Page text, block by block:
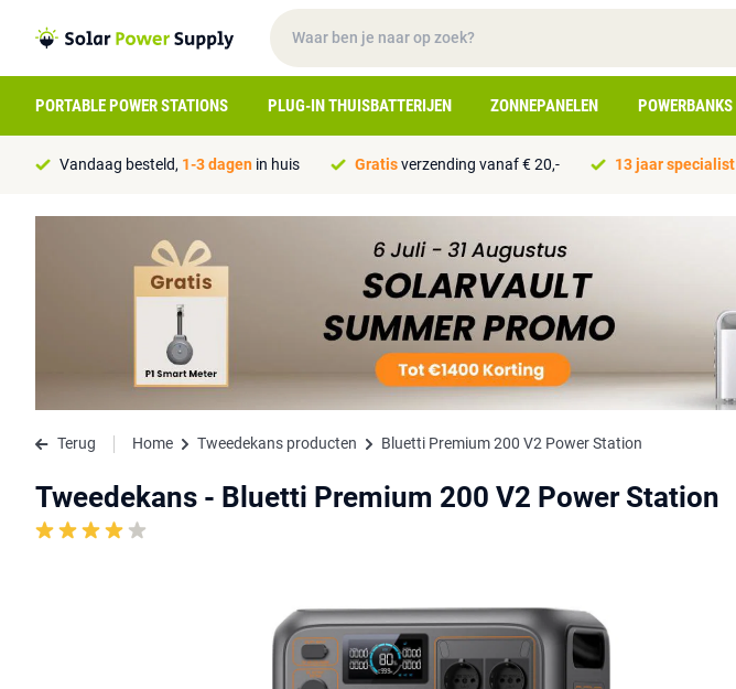
PORTABLE POWER STATIONS PLUG-IN THUISBATTERIJEN ZONNEPANELEN POWERBANKS
Vandaag besteld, 1-3 dagen in huis Gratisverzending vanaf € 20,- 13 jaar specialist
Terug Home Tweedekans producten Bluetti Premium 200 V2 Power Station
Tweedekans - Bluetti Premium 200 V2 Power Station